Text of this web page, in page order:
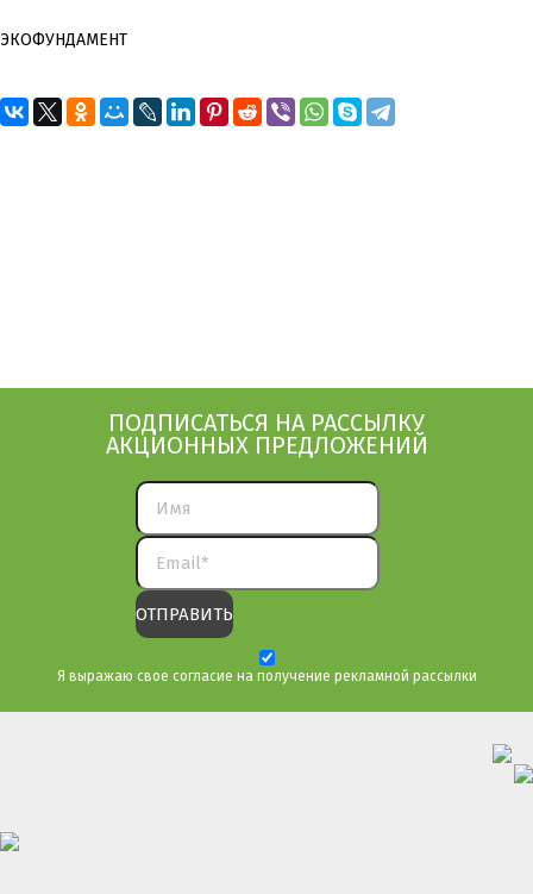
ЭКОФУНДАМЕНТ
ПОДПИСАТЬСЯ НА РАССЫЛКУ
АКЦИОННЫХ ПРЕДЛОЖЕНИЙ
Я выражаю свое согласие на получение рекламной рассылки